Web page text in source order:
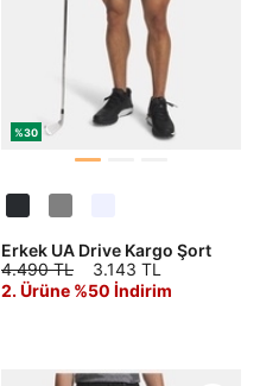
%30
Erkek UA Drive Kargo Şort
4.490 TL
3.143 TL
2. Ürüne %50 İndirim